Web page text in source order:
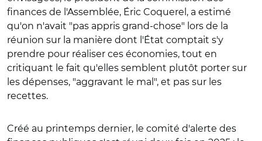
finances de l'Assemblée, Éric Coquerel, a estimé
qu'on n'avait "pas appris grand-chose" lors de la
réunion sur la manière dont l'État comptait s'y
prendre pour réaliser ces économies, tout en
critiquant le fait qu'elles semblent plutôt porter sur
les dépenses, "aggravant le mal", et pas sur les
recettes.
Créé au printemps dernier, le comité d'alerte des